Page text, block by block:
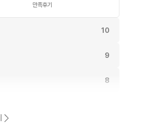
만족후기
10
9
8